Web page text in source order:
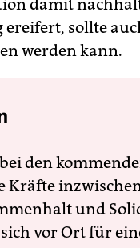
damit
ereifert, sollte
werden kann.
den
Kräfte
und
vor Ort für